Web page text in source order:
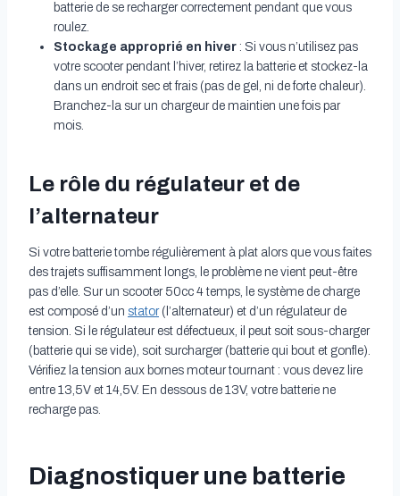
batterie de se recharger correctement pendant que vous
roulez.
Stockage approprié en hiver : Si vous n’utilisez pas
votre scooter pendant l’hiver, retirez la batterie et stockez-la
dans un endroit sec et frais (pas de gel, ni de forte chaleur).
Branchez-la sur un chargeur de maintien une fois par
mois.
Le rôle du régulateur et de
l’alternateur
Si votre batterie tombe régulièrement à plat alors que vous faites
des trajets suffisamment longs, le problème ne vient peut-être
pas d’elle. Sur un scooter 50cc 4 temps, le système de charge
est composé d’un stator(l’alternateur) et d’un régulateur de
tension. Si le régulateur est défectueux, il peut soit sous-charger
(batterie qui se vide), soit surcharger (batterie qui bout et gonfle).
Vérifiez la tension aux bornes moteur tournant : vous devez lire
entre 13,5V et 14,5V. En dessous de 13V, votre batterie ne
recharge pas.
Diagnostiquer une batterie